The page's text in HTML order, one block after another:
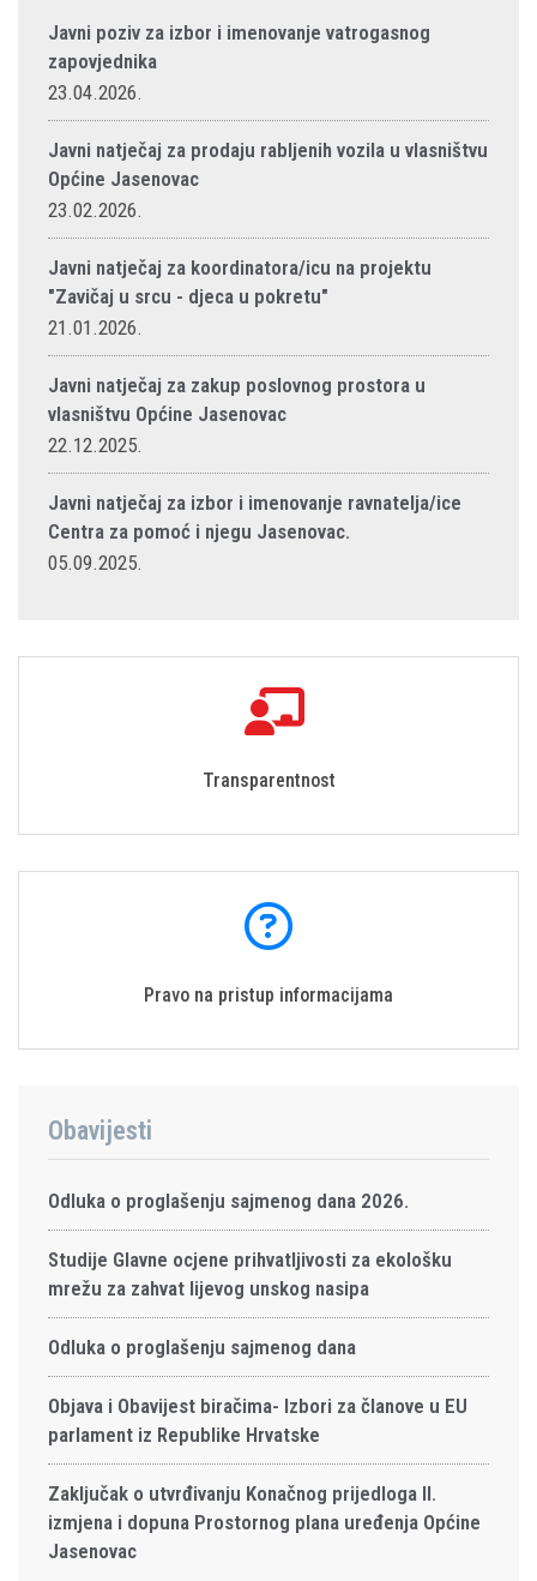
Javni poziv za izbor i imenovanje vatrogasnog
zapovjednika
23.04.2026.
Javni natječaj za prodaju rabljenih vozila u vlasništvu
Općine Jasenovac
23.02.2026.
Javni natječaj za koordinatora/icu na projektu
"Zavičaj u srcu - djeca u pokretu"
21.01.2026.
Javni natječaj za zakup poslovnog prostora u
vlasništvu Općine Jasenovac
22.12.2025.
Javni natječaj za izbor i imenovanje ravnatelja/ice
Centra za pomoć i njegu Jasenovac.
05.09.2025.
Transparentnost
Pravo na pristup informacijama
Obavijesti
Odluka o proglašenju sajmenog dana 2026.
Studije Glavne ocjene prihvatljivosti za ekološku
mrežu za zahvat lijevog unskog nasipa
Odluka o proglašenju sajmenog dana
Objava i Obavijest biračima- Izbori za članove u EU
parlament iz Republike Hrvatske
Zaključak o utvrđivanju Konačnog prijedloga II.
izmjena i dopuna Prostornog plana uređenja Općine
Jasenovac